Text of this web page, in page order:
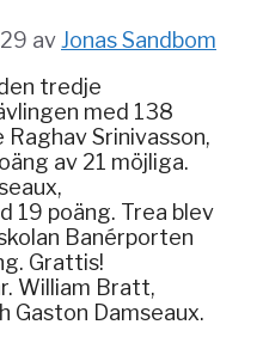
avJonas Sandbom
tredje
med 138
Srinivasson,
av 21 möjliga.
19 poäng. Trea blev
Banérporten
Grattis!
William Bratt,
Gaston Damseaux.